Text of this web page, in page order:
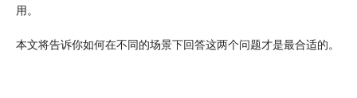
用。
本文将告诉你如何在不同的场景下回答这两个问题才是最合适的。